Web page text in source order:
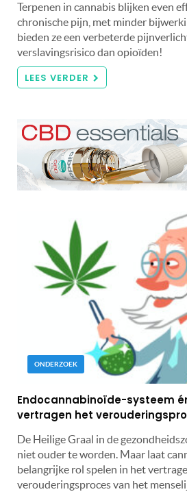
Terpenen in cannabis blijken even
chronische pijn, met minder
bieden ze een verbeterde
verslavingsrisico dan opioïden!
LEES VERDER
ONDERZOEK
Endocannabinoïde-systeem
vertragen het
De Heilige Graal in de
niet ouder te worden. Maar laat
belangrijke rol spelen in het
verouderingsproces van het